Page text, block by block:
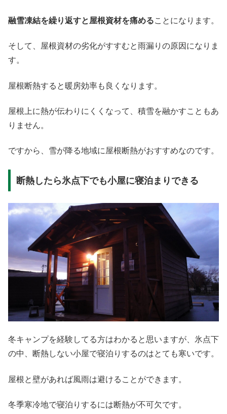
融雪凍結を繰り返すと屋根資材を痛めることになります。
そして、屋根資材の劣化がすすむと雨漏りの原因になりま
す。
屋根断熱すると暖房効率も良くなります。
屋根上に熱が伝わりにくくなって、積雪を融かすこともあ
りません。
ですから、雪が降る地域に屋根断熱がおすすめなのです。
断熱したら氷点下でも小屋に寝泊まりできる
冬キャンプを経験してる方はわかると思いますが、氷点下
の中、断熱しない小屋で寝泊りするのはとても寒いです。
屋根と壁があれば風雨は避けることができます。
冬季寒冷地で寝泊りするには断熱が不可欠です。